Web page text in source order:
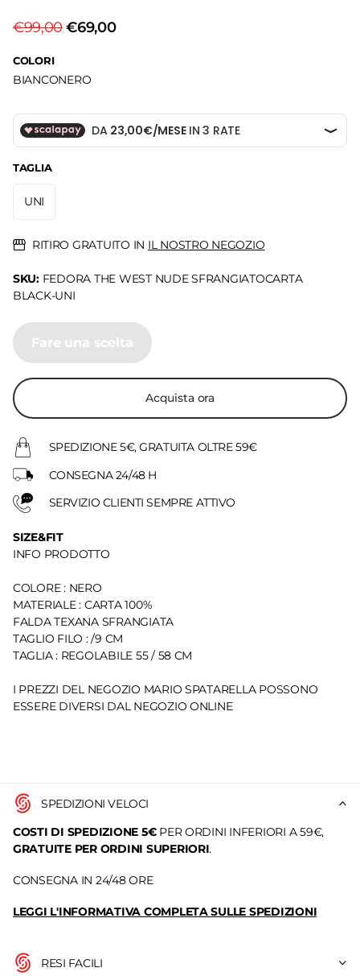
€99,00€69,00
COLORI
BIANCONERO
TAGLIA
UNI
RITIRO GRATUITO IN IL NOSTRO NEGOZIO
SKU:FEDORA THE WEST NUDE SFRANGIATOCARTA
BLACK-UNI
Fare una scelta
Acquista ora
SPEDIZIONE 5€, GRATUITA OLTRE 59€
CONSEGNA 24/48 H
SERVIZIO CLIENTI SEMPRE ATTIVO
SIZE&FIT
INFO PRODOTTO
COLORE : NERO
MATERIALE : CARTA 100%
FALDA TEXANA SFRANGIATA
TAGLIO FILO : /9 CM
TAGLIA : REGOLABILE 55 / 58 CM
I PREZZI DEL NEGOZIO MARIO SPATARELLA POSSONO
ESSERE DIVERSI DAL NEGOZIO ONLINE
SPEDIZIONI VELOCI
COSTI DI SPEDIZIONE 5€PER ORDINI INFERIORI A 59€,
GRATUITE PER ORDINI SUPERIORI.
CONSEGNA IN 24/48 ORE
LEGGI L'INFORMATIVA COMPLETA SULLE SPEDIZIONI
RESI FACILI